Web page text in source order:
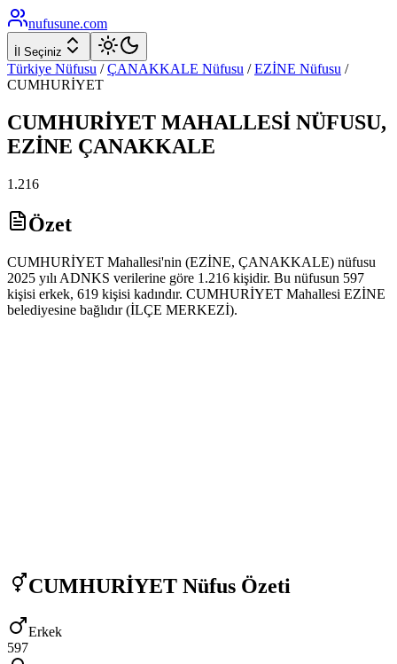
nufusune.com
İl Seçiniz
Türkiye Nüfusu / ÇANAKKALE Nüfusu / EZİNE Nüfusu /
CUMHURİYET
CUMHURİYET MAHALLESİ NÜFUSU,
EZİNE ÇANAKKALE
1.216
Özet
CUMHURİYET Mahallesi'nin (EZİNE, ÇANAKKALE) nüfusu
2025 yılı ADNKS verilerine göre 1.216 kişidir. Bu nüfusun 597
kişisi erkek, 619 kişisi kadındır. CUMHURİYET Mahallesi EZİNE
belediyesine bağlıdır (İLÇE MERKEZİ).
CUMHURİYET Nüfus Özeti
Erkek
597